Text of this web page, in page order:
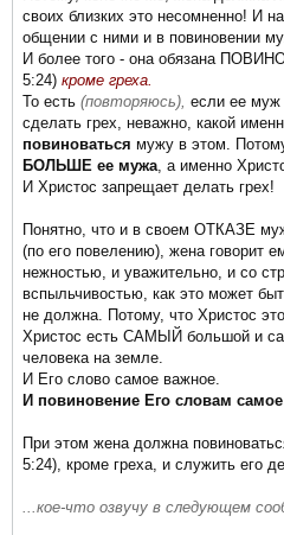
своих близких это несомненно! И
общении с ними и в повиновении
И более того - она обязана
5:24) кроме греха.
То есть (повторяюсь), если ее муж
сделать грех, неважно, какой
повиноваться мужу в этом.
БОЛЬШЕ ее мужа, а именно
И Христос запрещает делать грех!
Понятно, что и в своем ОТКАЗЕ
(по его повелению), жена говорит
нежностью, и уважительно, и со
вспыльчивостью, как это может
не должна. Потому, что Христос
Христос есть САМЫЙ большой и
человека на земле.
И Его слово самое важное.
И повиновение Его словам
При этом жена должна
5:24), кроме греха, и служить его
...кое-что озвучу в следующем